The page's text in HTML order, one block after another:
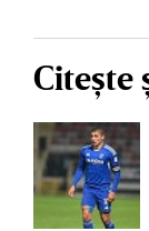
Citește